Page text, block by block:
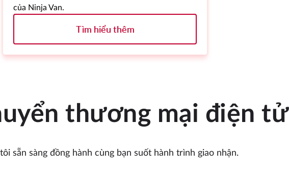
của Ninja Van.
Tìm hiểu thêm
thương mại điện tử
sẵn sàng đồng hành cùng bạn suốt hành trình giao nhận.